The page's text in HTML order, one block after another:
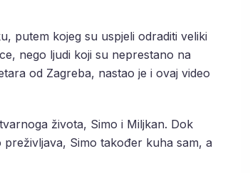
putem kojeg su uspjeli odraditi veliki
nego ljudi koji su neprestano na
od Zagreba, nastao je i ovaj video
života, Simo i Miljkan. Dok
Simo također kuha sam, a